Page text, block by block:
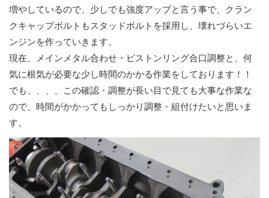
増やしているので、少しでも強度アップと言う事で、クラン
クキャップボルトもスタッドボルトを採用し、壊れづらいエ
ンジンを作っていきます。
現在、メインメタル合わせ・ピストンリング合口調整と、何
気に根気が必要な少し時間のかかる作業をしております！！
でも、、、、この確認・調整が長い目で見ても大事な作業な
ので、時間がかかってもしっかり調整・組付けたいと思いま
す。